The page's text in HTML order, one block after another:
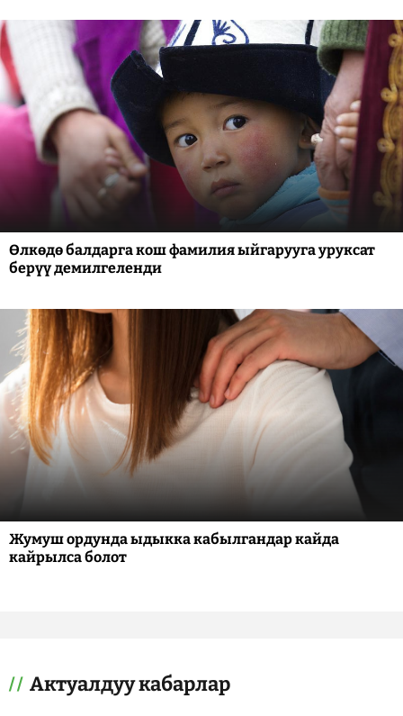
Өлкөдө балдарга кош фамилия ыйгарууга уруксат
берүү демилгеленди
Жумуш ордунда ыдыкка кабылгандар кайда
кайрылса болот
Актуалдуу кабарлар